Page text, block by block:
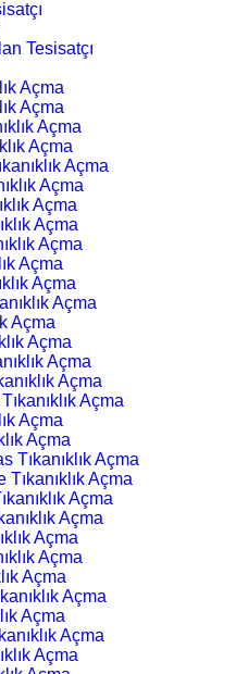
Tesisatçı
Açma
Açma
Açma
Açma
Açma
Açma
Açma
Açma
Açma
Açma
Açma
Açma
Açma
Açma
Açma
Açma
Açma
Açma
Açma
Tıkanıklık Açma
Açma
Açma
Açma
Açma
Açma
Açma
Açma
Açma
Açma
Açma